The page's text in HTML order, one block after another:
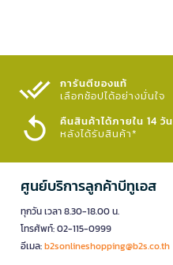
การันตีของแท้
เลือกช้อปได้อย่างมั่นใจ​
คืนสินค้าได้ภายใน 14 วัน
หลังได้รับสินค้า*
ศูนย์บริการลูกค้าบีทูเอส
ทุกวัน เวลา 8.30-18.00 น.
โทรศัพท์: 02-115-0999
อีเมล:b2sonlineshopping@b2s.co.th